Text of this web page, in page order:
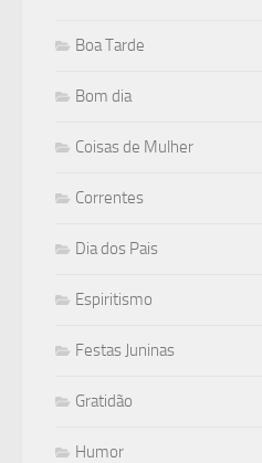
Boa Tarde
Bom dia
Coisas de Mulher
Correntes
Dia dos Pais
Espiritismo
Festas Juninas
Gratidão
Humor